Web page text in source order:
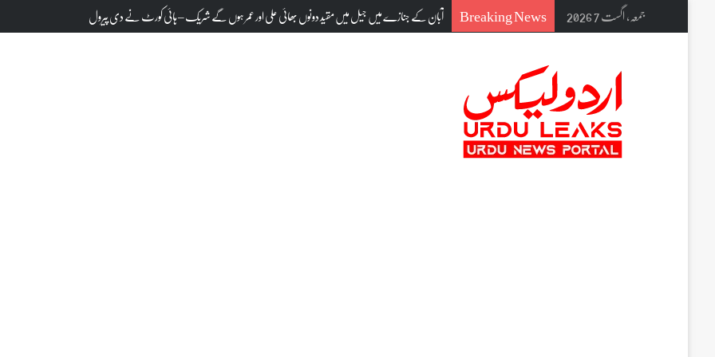
جمعہ, اگست 7 2026 Breaking News جمعیتہ دینی تعلیمی بورڈ نظام آباد کا تعلیمی وتربیتی کامیاب ورکشاپ واجلاس عام